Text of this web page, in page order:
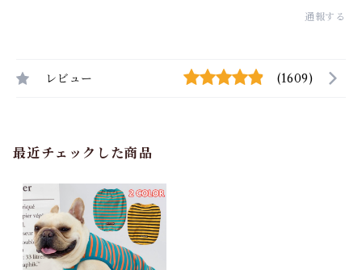
通報する
レビュー (1609)
最近チェックした商品